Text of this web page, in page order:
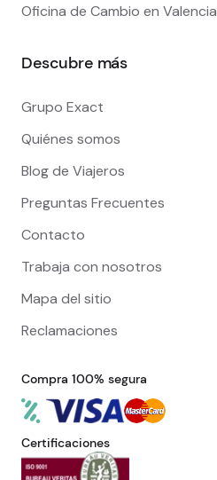
Oficina de Cambio en Valencia
Descubre más
Grupo Exact
Quiénes somos
Blog de Viajeros
Preguntas Frecuentes
Contacto
Trabaja con nosotros
Mapa del sitio
Reclamaciones
Compra 100% segura
Certificaciones